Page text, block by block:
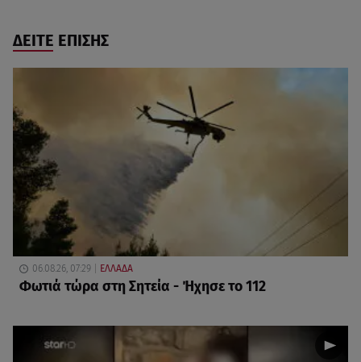
ΔΕΙΤΕ ΕΠΙΣΗΣ
06.08.26, 07:29 ΕΛΛΑΔΑ
Φωτιά τώρα στη Σητεία - Ήχησε το 112